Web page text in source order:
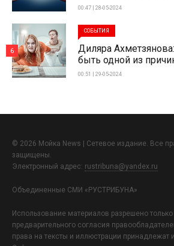
00:47 | 28-05-2024
СОБЫТИЯ
Диляра
быть одной из
00:51 | 29-05-2024
6
© 2026 Мойка News | Сетевое издание. Все
защищены.
Электронный адрес: rustribuna@yandex.ru
Объединенные СМИ «РУСТРИБУНА»
Использование материалов разрешено только
предварительного согласия
права на тексты и иллюстрации принадлежат